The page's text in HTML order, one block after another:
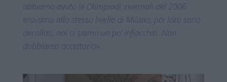
abbiamo avuto le Olimpiadi invernali del 2006
eravamo allo stesso livello di Milano, poi loro sono
decollati, noi ci siamo un po’ infiacchiti. Non
dobbiamo accettarlo».